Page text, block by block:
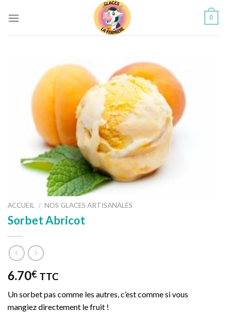
0
ACCUEIL / NOS GLACES ARTISANALES
Sorbet Abricot
6.70€ TTC
Un sorbet pas comme les autres, c’est comme si vous
mangiez directement le fruit !